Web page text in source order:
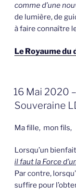
comme d’une
de lumière, de
à faire connaître
Le Royaume du
GEPLAATST
OP
16 Mai 2020
Souveraine
Ma fille, mon fils,
Lorsqu’un
il faut la Force
Par contre,
suffire pour